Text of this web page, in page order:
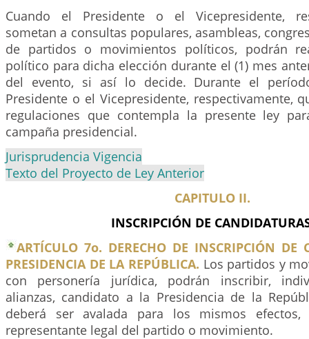
Cuando el Presidente o el Vicepresidente,
sometan a consultas populares, asambleas,
de partidos o movimientos políticos, podrán
político para dicha elección durante el (1) mes
del evento, si así lo decide. Durante el
Presidente o el Vicepresidente, respectivamente,
regulaciones que contempla la presente ley
campaña presidencial.
Jurisprudencia Vigencia
Texto del Proyecto de Ley Anterior
CAPITULO II.
INSCRIPCIÓN DE
ARTÍCULO 7o. DERECHO DE INSCRIPCIÓN DE
PRESIDENCIA DE LA REPÚBLICA. Los partidos y
con personería jurídica, podrán inscribir,
alianzas, candidato a la Presidencia de la
deberá ser avalada para los mismos
representante legal del partido o movimiento.